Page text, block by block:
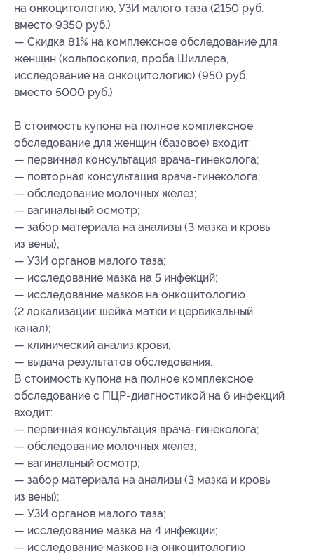
на онкоцитологию, УЗИ малого таза (2150 руб.
вместо 9350 руб.)
— Скидка 81% на комплексное обследование для
женщин (кольпоскопия, проба Шиллера,
исследование на онкоцитологию) (950 руб.
вместо 5000 руб.)
В стоимость купона на полное комплексное
обследование для женщин (базовое) входит:
— первичная консультация врача-гинеколога;
— повторная консультация врача-гинеколога;
— обследование молочных желез;
— вагинальный осмотр;
— забор материала на анализы (3 мазка и кровь
из вены);
— УЗИ органов малого таза;
— исследование мазка на 5 инфекций;
— исследование мазков на онкоцитологию
(2 локализации: шейка матки и цервикальный
канал);
— клинический анализ крови;
— выдача результатов обследования.
В стоимость купона на полное комплексное
обследование с ПЦР-диагностикой на 6 инфекций
входит:
— первичная консультация врача-гинеколога;
— обследование молочных желез;
— вагинальный осмотр;
— забор материала на анализы (3 мазка и кровь
из вены);
— УЗИ органов малого таза;
— исследование мазка на 4 инфекции;
— исследование мазков на онкоцитологию